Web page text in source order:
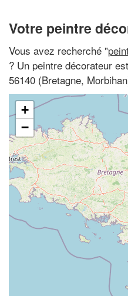
Votre peintre
Vous avez recherché "
? Un peintre décorateur
56140 (Bretagne,
+
−